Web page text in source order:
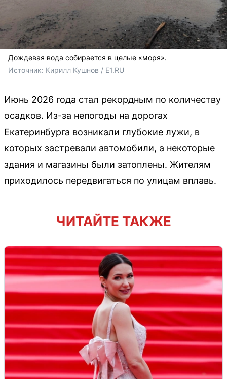
Дождевая вода собирается в целые «моря».
Источник: Кирилл Кушнов / E1.RU
Июнь 2026 года стал рекордным по количеству
осадков. Из-за непогоды на дорогах
Екатеринбурга возникали глубокие лужи, в
которых застревали автомобили, а некоторые
здания и магазины были затоплены. Жителям
приходилось передвигаться по улицам вплавь.
ЧИТАЙТЕ ТАКЖЕ